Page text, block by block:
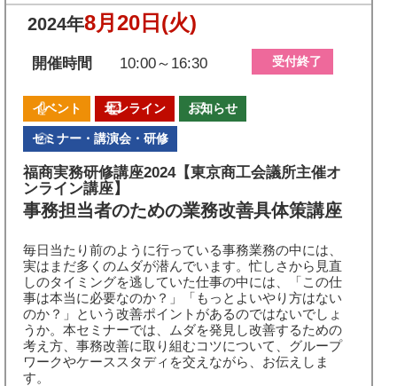
2024年8月20日 (火)
開催時間 10:00～16:30 受付終了
イベント オンライン お知らせ
セミナー・講演会・研修
福商実務研修講座2024【東京商工会議所主催オ
ンライン講座】
事務担当者のための業務改善具体策講座
毎日当たり前のように行っている事務業務の中には、
実はまだ多くのムダが潜んでいます。忙しさから見直
しのタイミングを逃していた仕事の中には、「この仕
事は本当に必要なのか？」「もっとよいやり方はない
のか？」という改善ポイントがあるのではないでしょ
うか。本セミナーでは、ムダを発見し改善するための
考え方、事務改善に取り組むコツについて、グループ
ワークやケーススタディを交えながら、お伝えしま
す。